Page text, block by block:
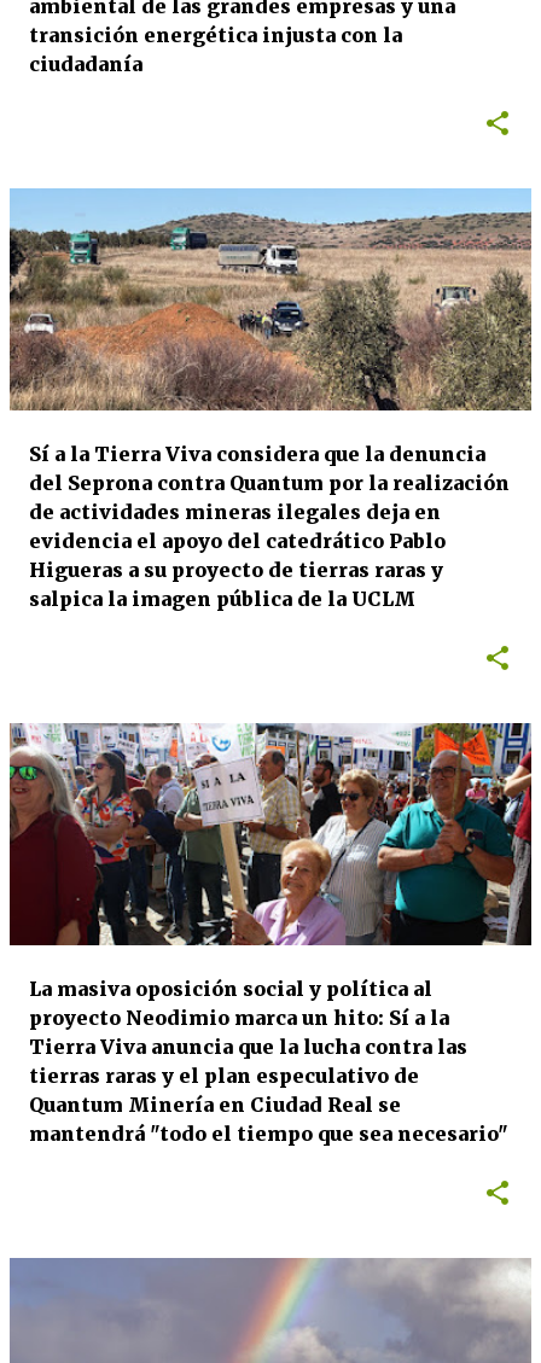
ambiental de las grandes empresas y una
transición energética injusta con la
ciudadanía
Sí a la Tierra Viva considera que la denuncia
del Seprona contra Quantum por la realización
de actividades mineras ilegales deja en
evidencia el apoyo del catedrático Pablo
Higueras a su proyecto de tierras raras y
salpica la imagen pública de la UCLM
La masiva oposición social y política al
proyecto Neodimio marca un hito: Sí a la
Tierra Viva anuncia que la lucha contra las
tierras raras y el plan especulativo de
Quantum Minería en Ciudad Real se
mantendrá "todo el tiempo que sea necesario"